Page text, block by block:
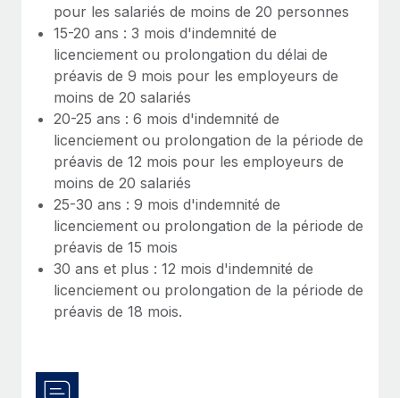
pour les salariés de moins de 20 personnes
15-20 ans : 3 mois d'indemnité de
licenciement ou prolongation du délai de
préavis de 9 mois pour les employeurs de
moins de 20 salariés
20-25 ans : 6 mois d'indemnité de
licenciement ou prolongation de la période de
préavis de 12 mois pour les employeurs de
moins de 20 salariés
25-30 ans : 9 mois d'indemnité de
licenciement ou prolongation de la période de
préavis de 15 mois
30 ans et plus : 12 mois d'indemnité de
licenciement ou prolongation de la période de
préavis de 18 mois.